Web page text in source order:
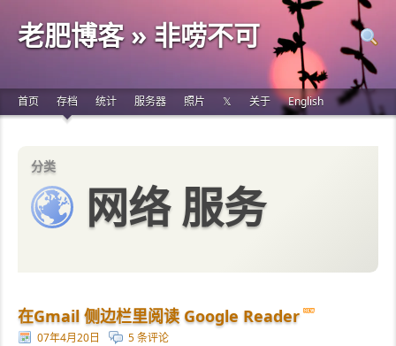
老肥博客 » 非唠不可
首页 存档 统计 服务器 照片 𝕏 关于 English
分类
网络 服务
在Gmail 侧边栏里阅读 Google Reader
07年4月20日
5 条评论